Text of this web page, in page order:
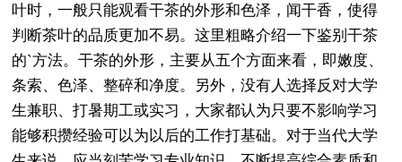
叶时，一般只能观看干茶的外形和色泽，闻干香，使得
判断茶叶的品质更加不易。这里粗略介绍一下鉴别干茶
的`方法。干茶的外形，主要从五个方面来看，即嫩度、
条索、色泽、整碎和净度。另外，没有人选择反对大学
生兼职、打暑期工或实习，大家都认为只要不影响学习
能够积攒经验可以为以后的工作打基础。对于当代大学